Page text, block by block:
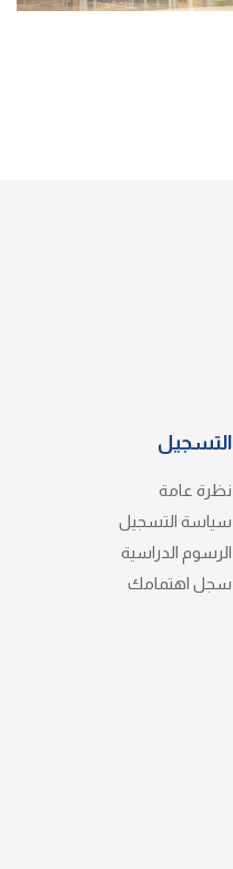
التسجيل
نظرة عامة
سياسة التسجيل
الرسوم الدراسية
سجل اهتمامك